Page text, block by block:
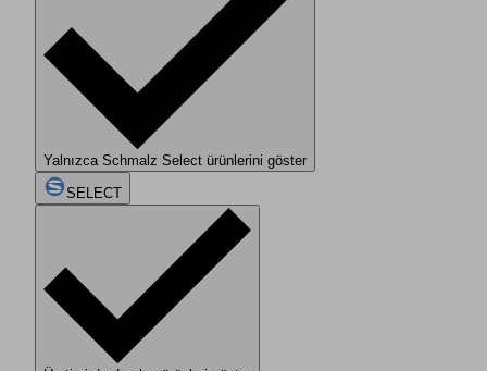
Yalnızca Schmalz Select ürünlerini göster
SELECT